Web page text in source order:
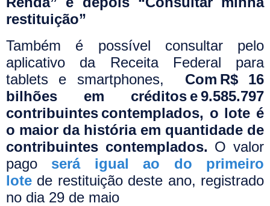
restituição”
Também é possível consultar pelo
aplicativo da Receita Federal para
tablets e smartphones, Com R$ 16
bilhões em créditos e 9.585.797
contribuintes contemplados, o lote é
o maior da história em quantidade de
contribuintes contemplados. O valor
pago será igual ao do primeiro
lote de restituição deste ano, registrado
no dia 29 de maio